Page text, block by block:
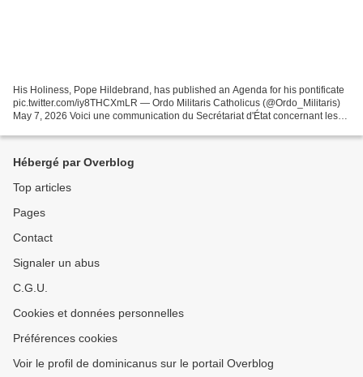
His Holiness, Pope Hildebrand, has published an Agenda for his pontificate
pic.twitter.com/iy8THCXmLR — Ordo Militaris Catholicus (@Ordo_Militaris)
May 7, 2026 Voici une communication du Secrétariat d'État concernant les
Hébergé par Overblog
Top articles
Pages
Contact
Signaler un abus
C.G.U.
Cookies et données personnelles
Préférences cookies
Voir le profil de dominicanus sur le portail Overblog